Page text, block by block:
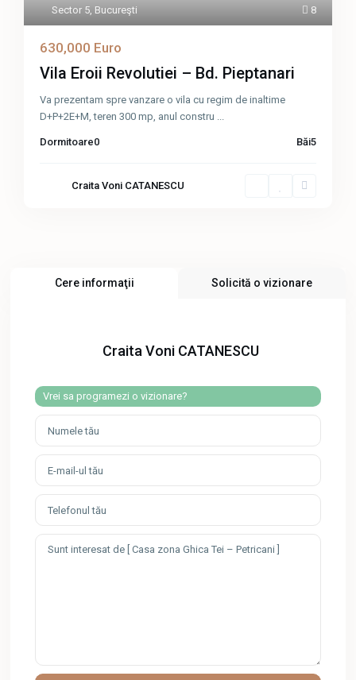
8
Sector 5, Bucureşti
630,000 Euro
Vila Eroii Revolutiei – Bd. Pieptanari
Va prezentam spre vanzare o vila cu regim de inaltime
D+P+2E+M, teren 300 mp, anul constru ...
Dormitoare0 Băi5
Craita Voni CATANESCU
Cere informaţii Solicită o vizionare
Craita Voni CATANESCU
Vrei sa programezi o vizionare?